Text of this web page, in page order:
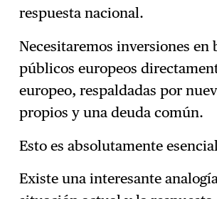
respuesta nacional.
Necesitaremos inversiones en
públicos europeos
europeo, respaldadas por
propios y una deuda común.
Esto es absolutamente
Existe una interesante